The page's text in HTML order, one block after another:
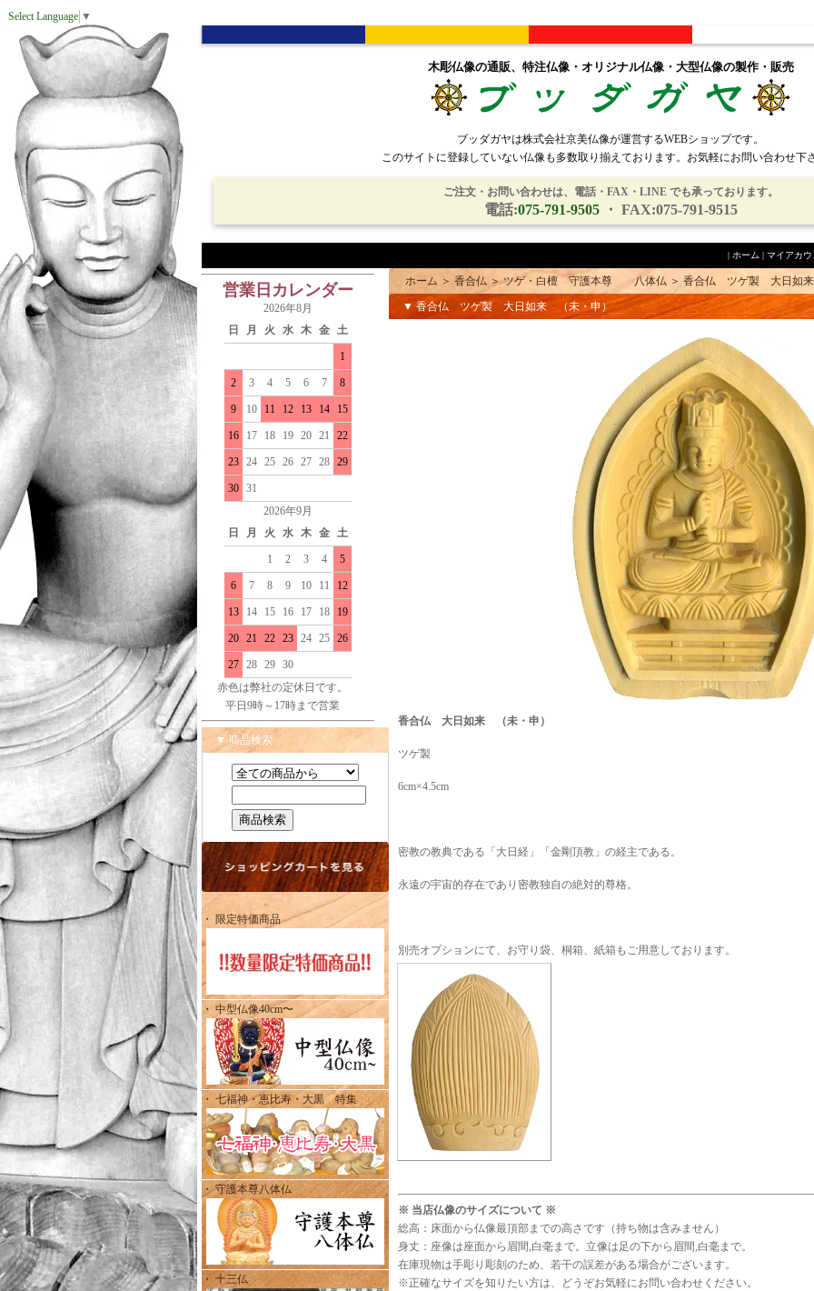
Select Language ▼
木彫仏像の通販、特注仏像・オリジナル仏像・大型仏像の製作・販売
ブッダガヤは株式会社京美仏像が運営するWEBショップです。
このサイトに登録していない仏像も多数取り揃えております。お気軽にお問い合わせ下さ
ご注文・お問い合わせは、電話・FAX・LINE でも承っております。
電話:075-791-9505・ FAX:075-791-9515
| ホーム | マイアカウ
営業日カレンダー
2026年8月
日
月 火 水 木 金 土
1
2 3 4 5 6 7 8
9 10 11 12 13 14 15
16 17 18 19 20 21 22
23 24 25 26 27 28 29
30 31
2026年9月
日
月 火 水 木 金 土
1 2 3 4 5
6 7 8 9 10 11 12
13 14 15 16 17 18 19
20 21 22 23 24 25 26
27 28 29 30
赤色は弊社の定休日です。
平日9時～17時まで営業
▼ 商品検索
・ 限定特価商品
・ 中型仏像40cm〜
・ 七福神・恵比寿・大黒 特集
・ 守護本尊八体仏
・ 十三仏
ホーム ＞ 香合仏 ＞ツゲ・白檀 守護本尊 八体仏 ＞ 香合仏 ツゲ製 大日如来
▼ 香合仏 ツゲ製 大日如来 （未・申）
香合仏 大日如来 （未・申）
ツゲ製
6cm×4.5cm
密教の教典である「大日経」「金剛頂教」の経主である。
永遠の宇宙的存在であり密教独自の絶対的尊格。
別売オプションにて、お守り袋、桐箱、紙箱もご用意しております。
※ 当店仏像のサイズについて ※
総高：床面から仏像最頂部までの高さです（持ち物は含みません）
身丈：座像は座面から眉間,白毫まで。立像は足の下から眉間,白毫まで。
在庫現物は手彫り彫刻のため、若干の誤差がある場合がございます。
※正確なサイズを知りたい方は、どうぞお気軽にお問い合わせください。